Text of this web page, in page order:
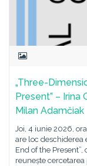
„Three-
Present” –
Milan Adamčiak
Joi, 4 iunie 2026,
are loc deschiderea
End of the
reunește